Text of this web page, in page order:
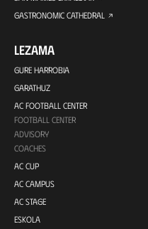
GASTRONOMIC CATHEDRAL
LEZAMA
GURE HARROBIA
GARATHUZ
AC FOOTBALL CENTER
FOOTBALL CENTER
ADVISORY
COACHES
AC CUP
AC CAMPUS
AC STAGE
ESKOLA